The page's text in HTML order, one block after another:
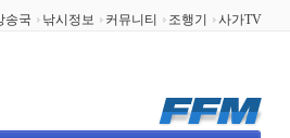
송국 낚시정보 커뮤니티 조행기 사가TV